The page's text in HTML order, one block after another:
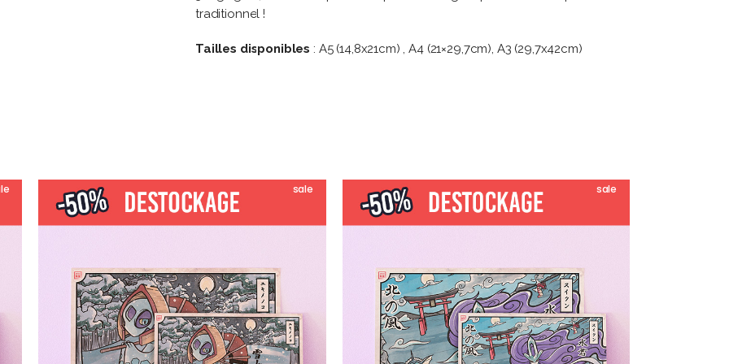
traditionnel !
Tailles disponibles : A5 (14,8x21cm) , A4 (21×29,7cm), A3 (29,7x42cm)
sale
CHOIX DES OPTIONS
Ce
produit
a
sale
CHOIX DES OPTIONS
Ce
produit
a